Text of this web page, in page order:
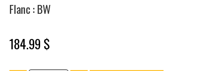
Flanc : BW
184.99 $